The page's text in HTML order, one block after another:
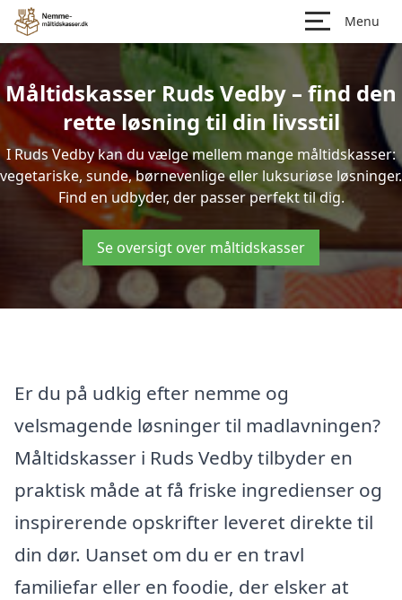
Menu
Måltidskasser Ruds Vedby – find den
rette løsning til din livsstil
I Ruds Vedby kan du vælge mellem mange måltidskasser:
vegetariske, sunde, børnevenlige eller luksuriøse løsninger.
Find en udbyder, der passer perfekt til dig.
Se oversigt over måltidskasser
Er du på udkig efter nemme og
velsmagende løsninger til madlavningen?
Måltidskasser i Ruds Vedby tilbyder en
praktisk måde at få friske ingredienser og
inspirerende opskrifter leveret direkte til
din dør. Uanset om du er en travl
familiefar eller en foodie, der elsker at